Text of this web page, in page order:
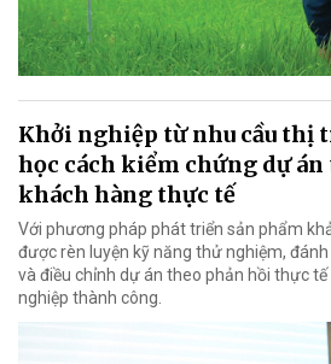
Khởi nghiệp từ nhu cầu thị
học cách kiểm chứng dự
khách hàng thực tế
Với phương pháp phát triển sản phẩm
được rèn luyện kỹ năng thử nghiệm,
và điều chỉnh dự án theo phản hồi thực tế
nghiệp thành công.